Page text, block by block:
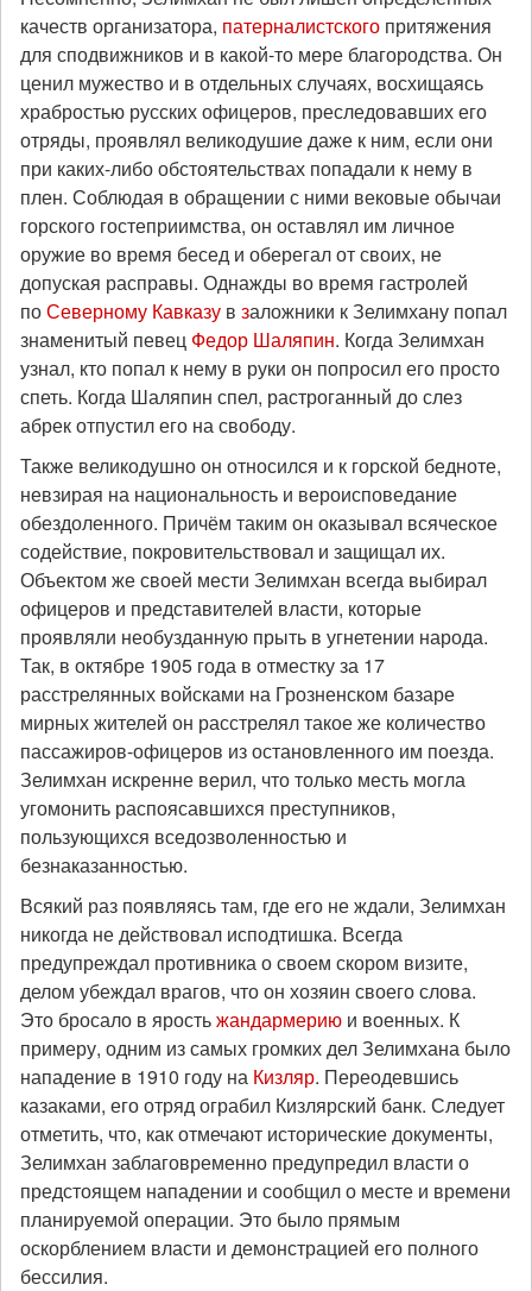
качеств организатора, патерналистского притяжения
для сподвижников и в какой-то мере благородства. Он
ценил мужество и в отдельных случаях, восхищаясь
храбростью русских офицеров, преследовавших его
отряды, проявлял великодушие даже к ним, если они
при каких-либо обстоятельствах попадали к нему в
плен. Соблюдая в обращении с ними вековые обычаи
горского гостеприимства, он оставлял им личное
оружие во время бесед и оберегал от своих, не
допуская расправы. Однажды во время гастролей
поСеверному Кавказу в заложники к Зелимхану попал
знаменитый певец Федор Шаляпин. Когда Зелимхан
узнал, кто попал к нему в руки он попросил его просто
спеть. Когда Шаляпин спел, растроганный до слез
абрек отпустил его на свободу.
Также великодушно он относился и к горской бедноте,
невзирая на национальность и вероисповедание
обездоленного. Причём таким он оказывал всяческое
содействие, покровительствовал и защищал их.
Объектом же своей мести Зелимхан всегда выбирал
офицеров и представителей власти, которые
проявляли необузданную прыть в угнетении народа.
Так, в октябре 1905 года в отместку за 17
расстрелянных войсками на Грозненском базаре
мирных жителей он расстрелял такое же количество
пассажиров-офицеров из остановленного им поезда.
Зелимхан искренне верил, что только месть могла
угомонить распоясавшихся преступников,
пользующихся вседозволенностью и
безнаказанностью.
Всякий раз появляясь там, где его не ждали, Зелимхан
никогда не действовал исподтишка. Всегда
предупреждал противника о своем скором визите,
делом убеждал врагов, что он хозяин своего слова.
Это бросало в яростьжандармерию и военных. К
примеру, одним из самых громких дел Зелимхана было
нападение в 1910 году на Кизляр. Переодевшись
казаками, его отряд ограбил Кизлярский банк. Следует
отметить, что, как отмечают исторические документы,
Зелимхан заблаговременно предупредил власти о
предстоящем нападении и сообщил о месте и времени
планируемой операции. Это было прямым
оскорблением власти и демонстрацией его полного
бессилия.